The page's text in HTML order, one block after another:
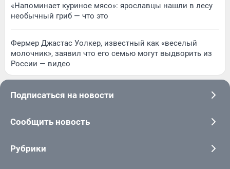
«Напоминает куриное мясо»: ярославцы нашли в лесу
необычный гриб — что это
Фермер Джастас Уолкер, известный как «веселый
молочник», заявил что его семью могут выдворить из
России — видео
Подписаться на новости
Сообщить новость
Рубрики